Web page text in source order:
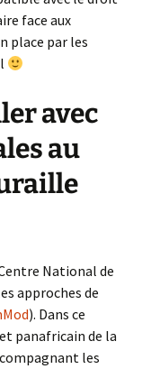
face aux
place par les
avec
au
National de
approches de
). Dans ce
panafricain de la
les